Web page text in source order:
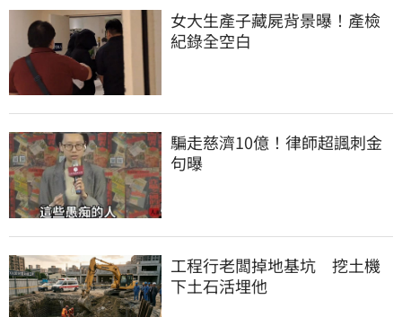
女大生產子藏屍背景曝！產檢
紀錄全空白
騙走慈濟10億！律師超諷刺金
句曝
工程行老闆掉地基坑　挖土機
下土石活埋他